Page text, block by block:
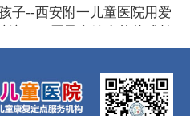
宵·学消防·护平安”消防主
子--西安附一儿童医院用爱